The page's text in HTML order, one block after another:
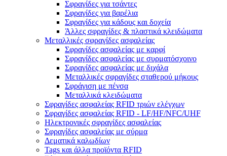
Σφραγίδες για τσάντες
Σφραγίδες για βαρέλια
Σφραγίδες για κάδους και δοχεία
Άλλες σφραγίδες & πλαστικά κλειδώματα
Μεταλλικές σφραγίδες ασφαλείας
Σφραγίδες ασφαλείας με καρφί
Σφραγίδες ασφαλείας με συρματόσχοινο
Σφραγίδες ασφαλείας με διχάλα
Μεταλλικές σφραγίδες σταθερού μήκους
Σφράγιση με πένσα
Μεταλλικά κλειδώματα
Σφραγίδες ασφαλείας RFID τριών ελέγχων
Σφραγίδες ασφαλείας RFID - LF/HF/NFC/UHF
Ηλεκτρονικές σφραγίδες ασφαλείας
Σφραγίδες ασφαλείας με σύρμα
Δεματικά καλωδίων
Tags και άλλα προϊόντα RFID